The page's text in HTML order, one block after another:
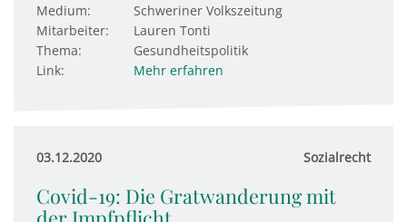
Medium:
Schweriner Volkszeitung
Mitarbeiter:
Lauren Tonti
Thema:
Gesundheitspolitik
Link:
Mehr erfahren
03.12.2020 Sozialrecht
Covid-19: Die Gratwanderung mit